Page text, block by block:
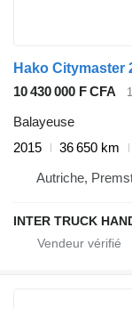
Hako Citymaster
10 430 000 F CFA
Balayeuse
2015
36 650 km
Autriche,
INTER TRUCK